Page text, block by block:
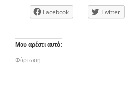
Facebook Twitter
Μου αρέσει αυτό:
Φόρτωση...